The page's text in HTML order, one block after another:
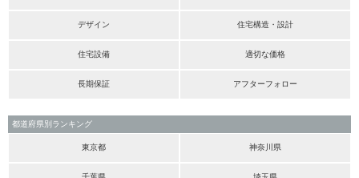
デザイン 住宅構造・設計
住宅設備 適切な価格
長期保証 アフターフォロー
都道府県別ランキング
東京都 神奈川県